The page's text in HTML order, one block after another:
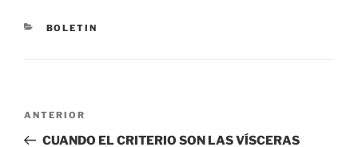
BOLETIN
ANTERIOR
CUANDO EL CRITERIO SON LAS VÍSCERAS